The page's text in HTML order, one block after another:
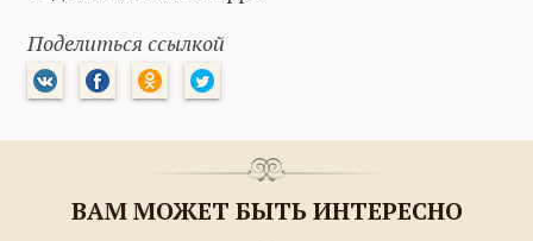
Поделиться ссылкой
ВАМ МОЖЕТ БЫТЬ ИНТЕРЕСНО